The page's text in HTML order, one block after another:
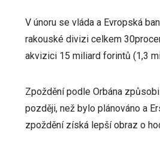
V únoru se vláda a Evropská
rakouské divizi celkem
akvizici 15 miliard forintů (1,3
Zpoždění podle Orbána
později, než bylo plánováno a
zpoždění získá lepší obraz o